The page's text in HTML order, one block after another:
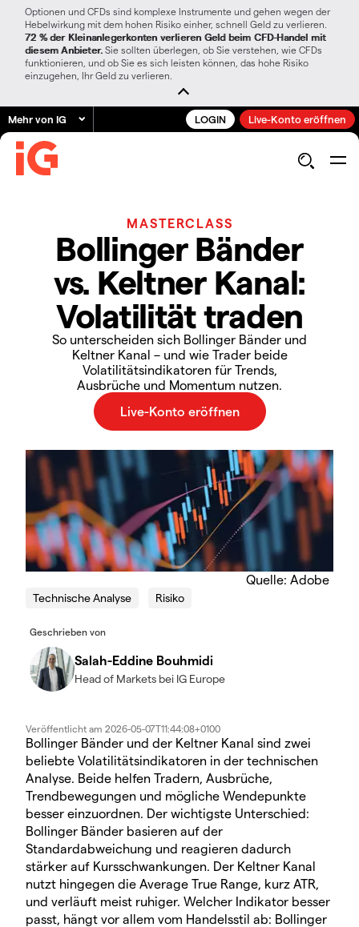
Optionen und CFDs sind komplexe Instrumente und gehen wegen der
Hebelwirkung mit dem hohen Risiko einher, schnell Geld zu verlieren.
72 % der Kleinanlegerkonten verlieren Geld beim CFD-Handel mit
diesem Anbieter. Sie sollten überlegen, ob Sie verstehen, wie CFDs
funktionieren, und ob Sie es sich leisten können, das hohe Risiko
einzugehen, Ihr Geld zu verlieren.
Mehr von IG LOGIN Live-Konto eröffnen
MASTERCLASS
Bollinger Bänder
vs. Keltner Kanal:
Volatilität traden
So unterscheiden sich Bollinger Bänder und
Keltner Kanal – und wie Trader beide
Volatilitätsindikatoren für Trends,
Ausbrüche und Momentum nutzen.
Quelle: Adobe
Technische Analyse Risiko
Geschrieben von
Salah-Eddine Bouhmidi
Head of Markets bei IG Europe
Veröffentlicht am 2026-05-07T11:44:08+0100
Bollinger Bänder und der Keltner Kanal sind zwei
beliebte Volatilitätsindikatoren in der technischen
Analyse. Beide helfen Tradern, Ausbrüche,
Trendbewegungen und mögliche Wendepunkte
besser einzuordnen. Der wichtigste Unterschied:
Bollinger Bänder basieren auf der
Standardabweichung und reagieren dadurch
stärker auf Kursschwankungen. Der Keltner Kanal
nutzt hingegen die Average True Range, kurz ATR,
und verläuft meist ruhiger. Welcher Indikator besser
passt, hängt vor allem vom Handelsstil ab: Bollinger